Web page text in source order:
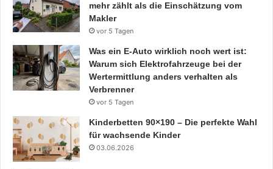
mehr zählt als die Einschätzung vom
Makler
vor 5 Tagen
Was ein E-Auto wirklich noch wert ist:
Warum sich Elektrofahrzeuge bei der
Wertermittlung anders verhalten als
Verbrenner
vor 5 Tagen
Kinderbetten 90×190 – Die perfekte Wahl
für wachsende Kinder
03.06.2026